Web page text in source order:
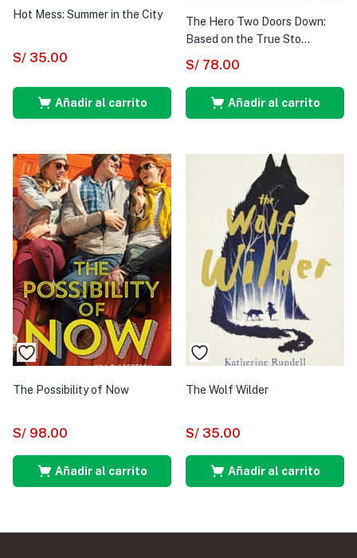
Hot Mess: Summer in the City
S/ 35.00
Añadir al carrito
The Hero Two Doors Down:
Based on the True Sto...
S/ 78.00
Añadir al carrito
The Possibility of Now
S/ 98.00
Añadir al carrito
The Wolf Wilder
S/ 35.00
Añadir al carrito